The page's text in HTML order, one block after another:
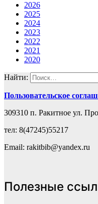
2026
2025
2024
2023
2022
2021
2020
Найти:
Пользовательское
309310 п. Ракитное ул.
тел: 8(47245)55217
Email: rakitbib@yandex.ru
Полезные